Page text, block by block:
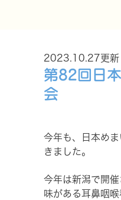
2023.10.27更新
第82回日
会
今年も、日本め
きました。
今年は新潟で開
味がある耳鼻咽